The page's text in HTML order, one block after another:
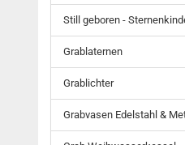
Still geboren -
Grablaternen
Grablichter
Grabvasen Edelstahl &